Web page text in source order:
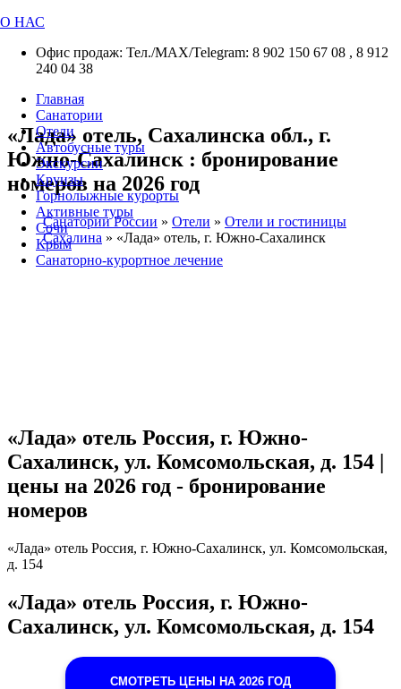
О НАС
Офис продаж: Тел./МАХ/Telegram: 8 902 150 67 08 , 8 912
240 04 38
Главная
Санатории
Отели
Автобусные туры
Экскурсии
Круизы
Горнолыжные курорты
Активные туры
Сочи
Крым
Санаторно-курортное лечение
«Лада» отель, Сахалинска обл., г.
Южно-Сахалинск : бронирование
номеров на 2026 год
Санатории России » Отели » Отели и гостиницы
Сахалина » «Лада» отель, г. Южно-Сахалинск
«Лада» отель Россия, г. Южно-
Сахалинск, ул. Комсомольская, д. 154 |
цены на 2026 год - бронирование
номеров
«Лада» отель Россия, г. Южно-Сахалинск, ул. Комсомольская,
д. 154
«Лада» отель Россия, г. Южно-
Сахалинск, ул. Комсомольская, д. 154
СМОТРЕТЬ ЦЕНЫ НА 2026 ГОД